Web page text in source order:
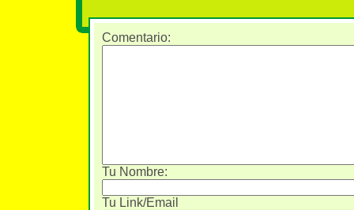
Comentario:
Tu Nombre:
Tu Link/Email